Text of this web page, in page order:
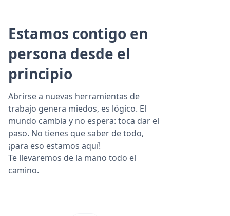
Estamos contigo en
persona desde el
principio
Abrirse a nuevas herramientas de
trabajo genera miedos, es lógico. El
mundo cambia y no espera: toca dar el
paso. No tienes que saber de todo,
¡para eso estamos aquí!
Te llevaremos de la mano todo el
camino.